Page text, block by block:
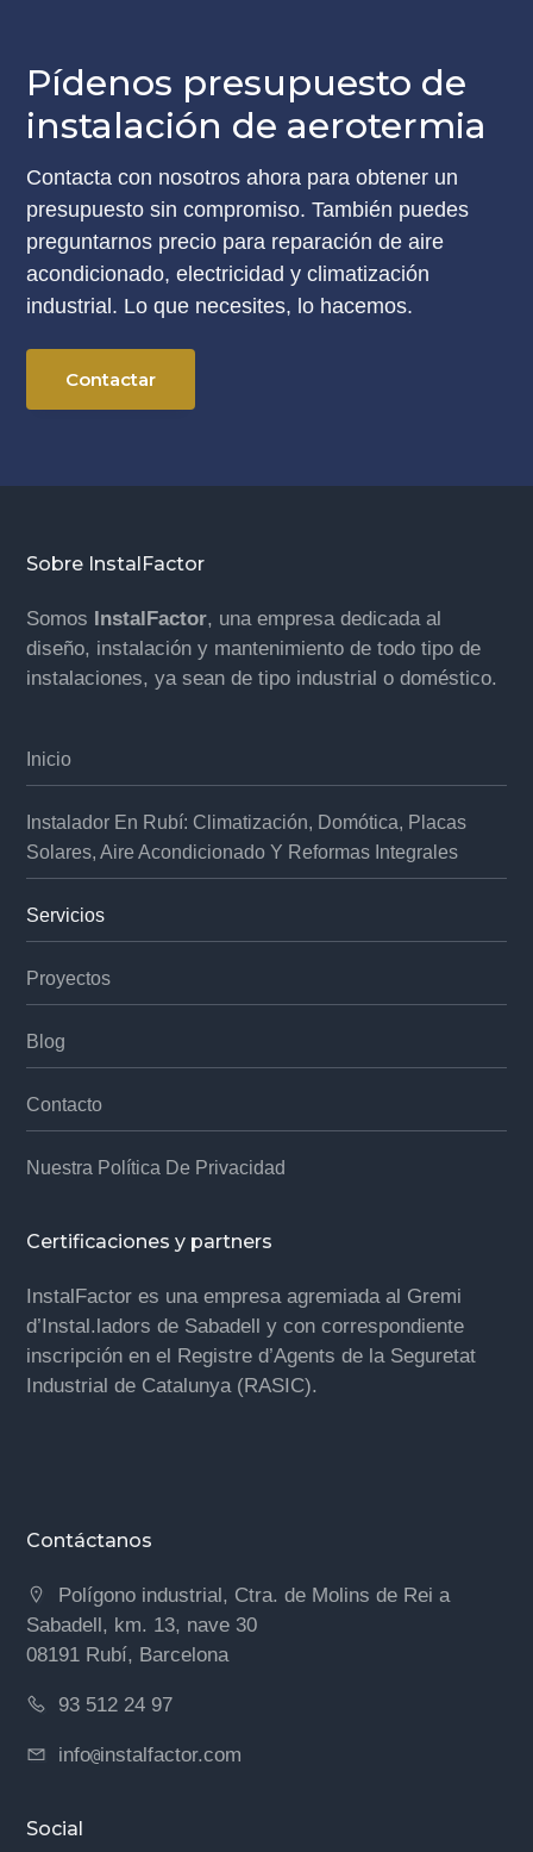
Pídenos presupuesto de
instalación de aerotermia
Contacta con nosotros ahora para obtener un
presupuesto sin compromiso. También puedes
preguntarnos precio para reparación de aire
acondicionado, electricidad y climatización
industrial. Lo que necesites, lo hacemos.
Contactar
Footer
Sobre InstalFactor
Somos InstalFactor, una empresa dedicada al
diseño, instalación y mantenimiento de todo tipo de
instalaciones, ya sean de tipo industrial o doméstico.
Inicio
Instalador En Rubí: Climatización, Domótica, Placas
Solares, Aire Acondicionado Y Reformas Integrales
Servicios
Proyectos
Blog
Contacto
Nuestra Política De Privacidad
Certificaciones y partners
InstalFactor es una empresa agremiada al Gremi
d’Instal.ladors de Sabadell y con correspondiente
inscripción en el Registre d’Agents de la Seguretat
Industrial de Catalunya (RASIC).
Contáctanos
Polígono industrial, Ctra. de Molins de Rei a
Sabadell, km. 13, nave 30
08191 Rubí, Barcelona
93 512 24 97
info@instalfactor.com
Social